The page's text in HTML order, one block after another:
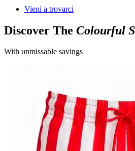
Vieni a trovarci
Discover The Colourful
With unmissable savings